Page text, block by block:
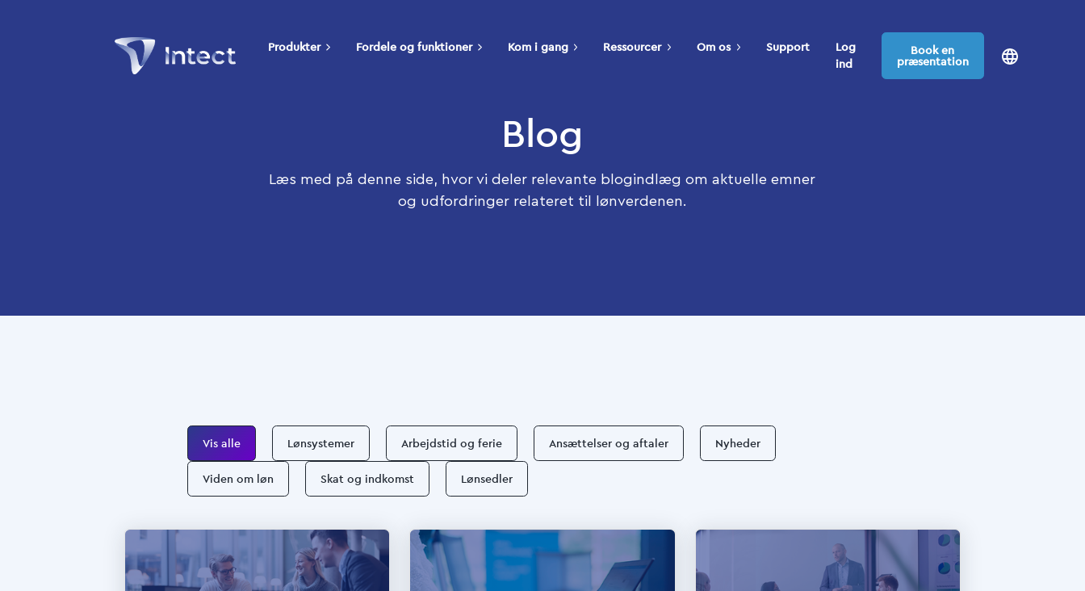
Produkter Fordele og funktioner Kom i gang Ressourcer Om os Support
Log
ind
Book en
præsentation
Blog
Læs med på denne side, hvor vi deler relevante blogindlæg om aktuelle emner
og udfordringer relateret til lønverdenen.
Vis alle Lønsystemer Arbejdstid og ferie Ansættelser og aftaler Nyheder
Viden om løn Skat og indkomst Lønsedler